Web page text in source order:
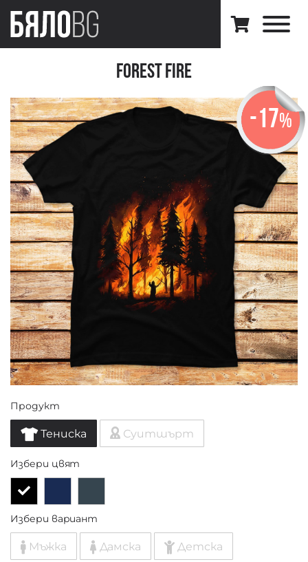
Forest Fire
-17%
Продукт
Тениска Суитшърт
Избери цвят
Избери вариант
Мъжка Дамска Детска